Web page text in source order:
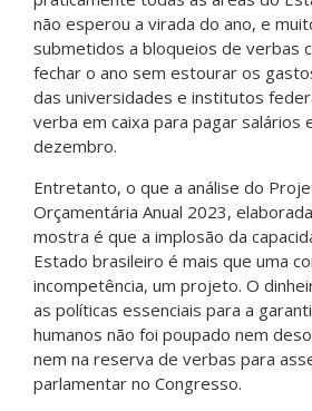
não esperou a virada do ano, e
submetidos a bloqueios de verbas
fechar o ano sem estourar os
das universidades e institutos
verba em caixa para pagar salários
dezembro.
Entretanto, o que a análise do
Orçamentária Anual 2023,
mostra é que a implosão da
Estado brasileiro é mais que uma
incompetência, um projeto. O
as políticas essenciais para a
humanos não foi poupado nem
nem na reserva de verbas para
parlamentar no Congresso.